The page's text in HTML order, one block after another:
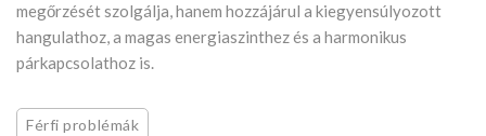
megőrzését szolgálja, hanem hozzájárul a kiegyensúlyozott
hangulathoz, a magas energiaszinthez és a harmonikus
párkapcsolathoz is.
Férfi problémák